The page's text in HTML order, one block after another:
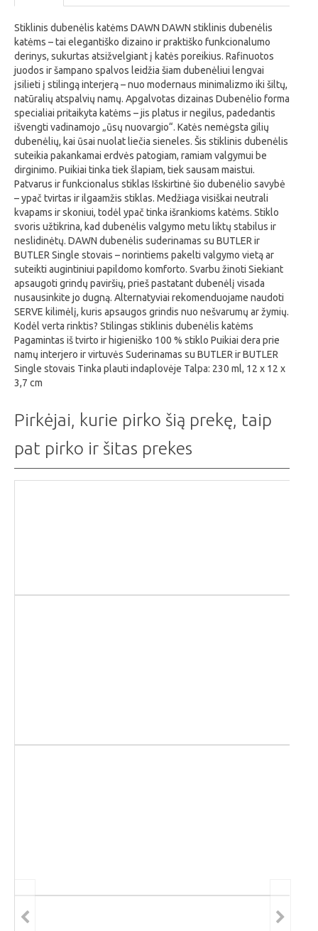
Stiklinis dubenėlis katėms DAWN DAWN stiklinis dubenėlis
katėms – tai elegantiško dizaino ir praktiško funkcionalumo
derinys, sukurtas atsižvelgiant į katės poreikius. Rafinuotos
juodos ir šampano spalvos leidžia šiam dubenėliui lengvai
įsilieti į stilingą interjerą – nuo modernaus minimalizmo iki šiltų,
natūralių atspalvių namų. Apgalvotas dizainas Dubenėlio forma
specialiai pritaikyta katėms – jis platus ir negilus, padedantis
išvengti vadinamojo „ūsų nuovargio“. Katės nemėgsta gilių
dubenėlių, kai ūsai nuolat liečia sieneles. Šis stiklinis dubenėlis
suteikia pakankamai erdvės patogiam, ramiam valgymui be
dirginimo. Puikiai tinka tiek šlapiam, tiek sausam maistui.
Patvarus ir funkcionalus stiklas Išskirtinė šio dubenėlio savybė
– ypač tvirtas ir ilgaamžis stiklas. Medžiaga visiškai neutrali
kvapams ir skoniui, todėl ypač tinka išrankioms katėms. Stiklo
svoris užtikrina, kad dubenėlis valgymo metu liktų stabilus ir
neslidinėtų. DAWN dubenėlis suderinamas su BUTLER ir
BUTLER Single stovais – norintiems pakelti valgymo vietą ar
suteikti augintiniui papildomo komforto. Svarbu žinoti Siekiant
apsaugoti grindų paviršių, prieš pastatant dubenėlį visada
nusausinkite jo dugną. Alternatyviai rekomenduojame naudoti
SERVE kilimėlį, kuris apsaugos grindis nuo nešvarumų ar žymių.
Kodėl verta rinktis? Stilingas stiklinis dubenėlis katėms
Pagamintas iš tvirto ir higieniško 100 % stiklo Puikiai dera prie
namų interjero ir virtuvės Suderinamas su BUTLER ir BUTLER
Single stovais Tinka plauti indaplovėje Talpa: 230 ml, 12 x 12 x
3,7 cm
Pirkėjai, kurie pirko šią prekę, taip
pat pirko ir šitas prekes